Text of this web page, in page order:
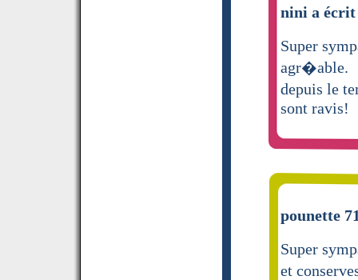
nini a
Super
agr�able.
depuis le
sont ravis!
pounette
Super
et